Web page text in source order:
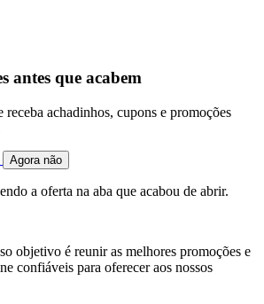
antes que acabem
receba achadinhos, cupons e promoções
Agora não
a oferta na aba que acabou de abrir.
objetivo é reunir as melhores promoções e
confiáveis para oferecer aos nossos